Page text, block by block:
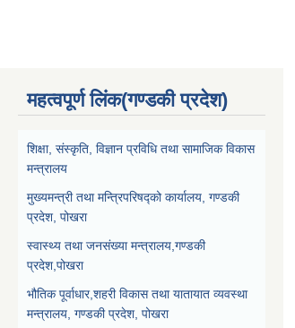
महत्वपूर्ण लिंक(गण्डकी प्रदेश)
शिक्षा, संस्कृति, विज्ञान प्रविधि तथा सामाजिक विकास
मन्त्रालय
मुख्यमन्त्री तथा मन्त्रिपरिषद्को कार्यालय, गण्डकी
प्रदेश, पोखरा
स्वास्थ्य तथा जनसंख्या मन्त्रालय,गण्डकी
प्रदेश,पोखरा
भौतिक पूर्वाधार,शहरी विकास तथा यातायात व्यवस्था
मन्त्रालय, गण्डकी प्रदेश, पोखरा